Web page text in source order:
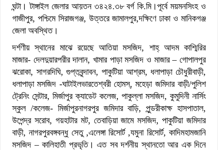
ঘন্টা। টাঙ্গাইল জেলার আয়তন ৩৪২৪.৩৮ বর্গ কি.মি।পূর্বে ময়মনসিংহ ও
গাজীপুর, পশ্চিমে সিরাজগঞ্জ, উত্তরে জামালপুর,দক্ষিণে ঢাকা ও মানিকগঞ্জ
জেলা অবস্থিত।
দর্শণীয় স্থানের মাঝে রয়েছে আতিয়া মসজিদ, শাহ্ আদম কাশ্মিরির
মাজার- দেলদুয়ারপরীর দালান, খামার পাড়া মসজিদ ও মাজার – গোপালপুর
ঝরোকা, সাগরদিঘি, গুপ্তবৃন্দাবন, পাকুটিয়া আশ্রম, ধলাপাড়া চৌধুরীবাড়ী,
ধলাপাড়া মসজিদ -ঘাটাইলভারতেশ্বরী হোমস্, মহেড়া জমিদার বাড়ী/পুলিশ
ট্রেনিং সেন্টার, মির্জাপুর ক্যাডেট কলেজ, পাকুল্লা মসজিদ, কুমুদিনী নার্সিং
স্কুল /কলেজ- মির্জাপুরনাগরপুর জমিদার বাড়ি, পুন্ডরীকাক্ষ হাসপাতাল,
উপেন্দ্র সরোব, গয়হাটার মট, তেবাড়িয়া জামে মসজিদ, পাকুটিয়া জমিদার
বাড়ী, নাগরপুরবঙ্গবন্ধু সেতু ,এলেঙ্গা রিসোর্ট ,যমুনা রিসোর্ট, কাদিমহামজানি
মসজিদ – কালিহাতী প্রভৃতি। এত সব দর্শনীয় স্থানতো আর এক দিনে